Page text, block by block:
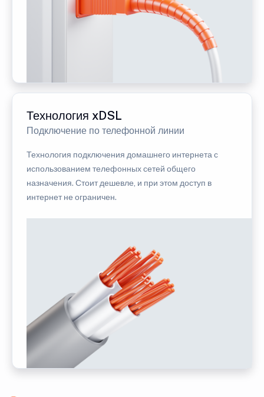
Технология xDSL
Подключение по телефонной линии
Технология подключения домашнего интернета с
использованием телефонных сетей общего
назначения. Стоит дешевле, и при этом доступ в
интернет не ограничен.